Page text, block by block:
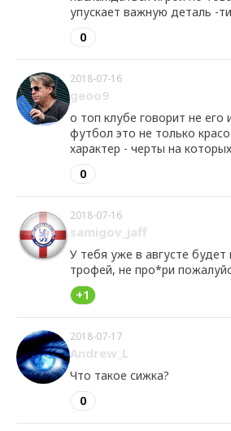
упускает важную деталь -
0
2018-07-16
geoo9
о топ клубе говорит не его
футбол это не только
характер - черты на
0
2018-07-16
samigov_jaff
У тебя уже в августе будет
трофей, не про*ри
+1
2018-07-17
Andrew_L
Что такое сижка?
0